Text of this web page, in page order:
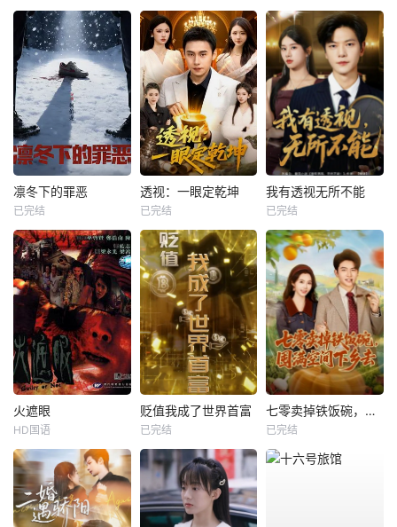
凛冬下的罪恶
已完结
透视：一眼定乾坤
已完结
我有透视无所不能
已完结
火遮眼
HD国语
贬值我成了世界首富
已完结
七零卖掉铁饭碗，囤满空间下乡去
已完结